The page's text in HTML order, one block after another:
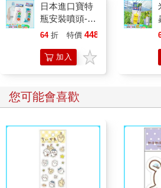
維克多看到我惱怒的神情，便說：「我
再說。」
他說聲「再見」就離開了。
「你永遠不要再來了！」我對他大聲咆
淚不輕彈……
日本進口寶特
瓶安裝噴頭-2
入x4包
64 折 特價 448
加入
您可能會喜歡